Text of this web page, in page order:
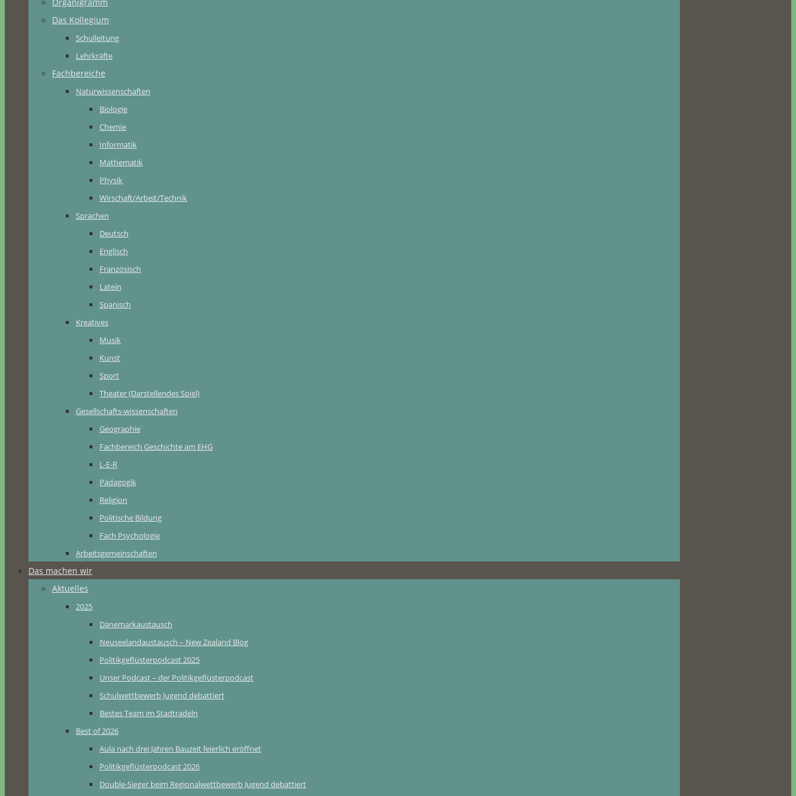
Das Kollegium
Schulleitung
Lehrkräfte
Fachbereiche
Naturwissenschaften
Biologie
Chemie
Informatik
Mathematik
Physik
Wirschaft/Arbeit/Technik
Sprachen
Deutsch
Englisch
Französisch
Latein
Spanisch
Kreatives
Musik
Kunst
Sport
Theater (Darstellendes Spiel)
Gesellschafts-wissenschaften
Geographie
Fachbereich Geschichte am EHG
L-E-R
Pädagogik
Religion
Politische Bildung
Fach Psychologie
Arbeitsgemeinschaften
Das machen wir
Aktuelles
2025
Dänemarkaustausch
Neuseelandaustausch – New Zealand Blog
Politikgeflüsterpodcast 2025
Unser Podcast – der Politikgeflüsterpodcast
Schulwettbewerb Jugend debattiert
Bestes Team im Stadtradeln
Best of 2026
Aula nach drei Jahren Bauzeit feierlich eröffnet
Politikgeflüsterpodcast 2026
Double-Sieger beim Regionalwettbewerb Jugend debattiert